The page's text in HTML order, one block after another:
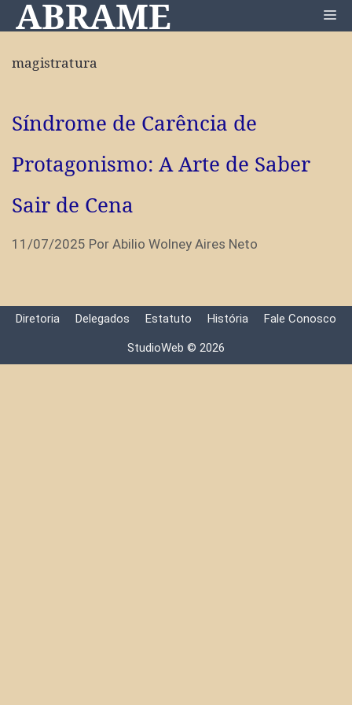
Pular
para
conteúdo
ABRAME
magistratura
Síndrome de Carência de
Protagonismo: A Arte de Saber
Sair de Cena
11/07/2025 Por Abilio Wolney Aires Neto
Diretoria Delegados Estatuto História Fale Conosco
StudioWeb © 2026